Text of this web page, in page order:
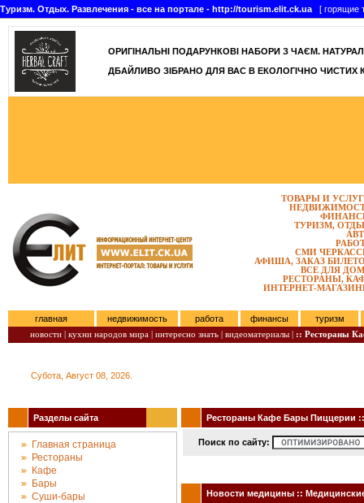
Туризм. Отдых. Развлечения - все на портале - http://tourism.elit.ck.ua [ горящие
ОРИГІНАЛЬНІ ПОДАРУНКОВІ НАБОРИ З ЧАЄМ.
ДБАЙЛИВО ЗІБРАНО ДЛЯ ВАС В ЕКОЛОГІЧНО ЧИСТИХ
ТОВАРЫ И
ТУРИЗМ,
СМИ
АФИША, ЗАКАЗ
ВСЕ ДЛЯ
РЕСТОРАНЫ,
ИНТЕРНЕТ-
главная недвижимость работа финансы
туризм
новости | кухни народов мира | интересно знать | видеоматериалы | :: Рестораны
Субота, Август 08, 2026.
Разделы сайта
Главная страница
Рестораны
Кафе
Бары
Суши-бары
Рестораны Кафе Бары Пиццерии ::
Поиск по сайту:
Новости медицины ::